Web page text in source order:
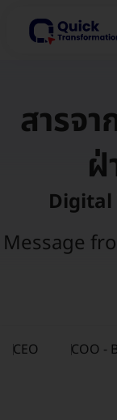
สารจา
Digital
Message
CEO COO -